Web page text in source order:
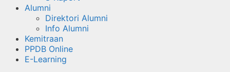
Alumni
Direktori Alumni
Info Alumni
Kemitraan
PPDB Online
E-Learning